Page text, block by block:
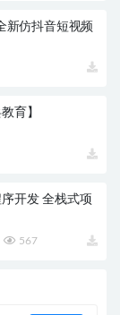
新仿抖音短视频
育】
开发 全栈式项
567